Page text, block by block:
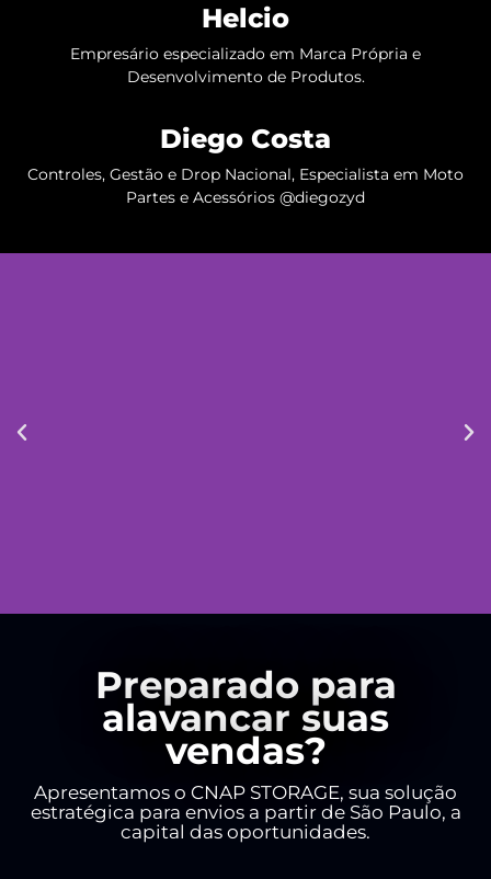
Helcio
Empresário especializado em Marca Própria e
Desenvolvimento de Produtos.
Diego Costa
Controles, Gestão e Drop Nacional, Especialista em Moto
Partes e Acessórios @diegozyd
STORAGE!
Preparado para
alavancar suas
vendas?
Apresentamos o CNAP STORAGE, sua solução
estratégica para envios a partir de São Paulo, a
capital das oportunidades.